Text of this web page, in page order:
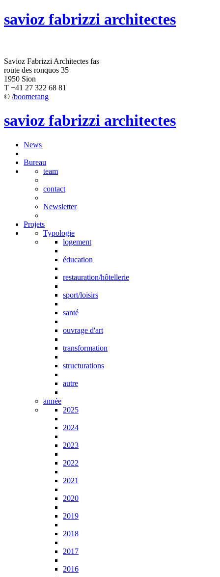
savioz fabrizzi architectes
Savioz Fabrizzi Architectes fas
route des ronquos 35
1950 Sion
T +41 27 322 68 81
© /boomerang
savioz fabrizzi architectes
News
Bureau
team
contact
Newsletter
Projets
Typologie
logement
éducation
restauration/hôtellerie
sport/loisirs
santé
ouvrage d'art
transformation
structurations
autre
année
2025
2024
2023
2022
2021
2020
2019
2018
2017
2016